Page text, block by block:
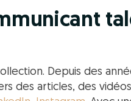
Depuis des
des articles, des